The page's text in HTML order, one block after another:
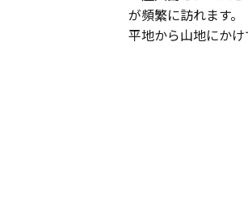
が頻繁に訪れます。
平地から山地にかけ